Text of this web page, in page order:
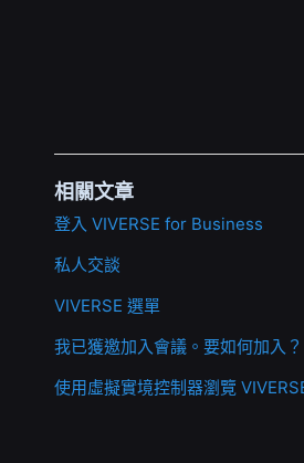
相關文章
登入 VIVERSE for Business
私人交談
VIVERSE 選單
我已獲邀加入會議。要如何加入？
使用虛擬實境控制器瀏覽